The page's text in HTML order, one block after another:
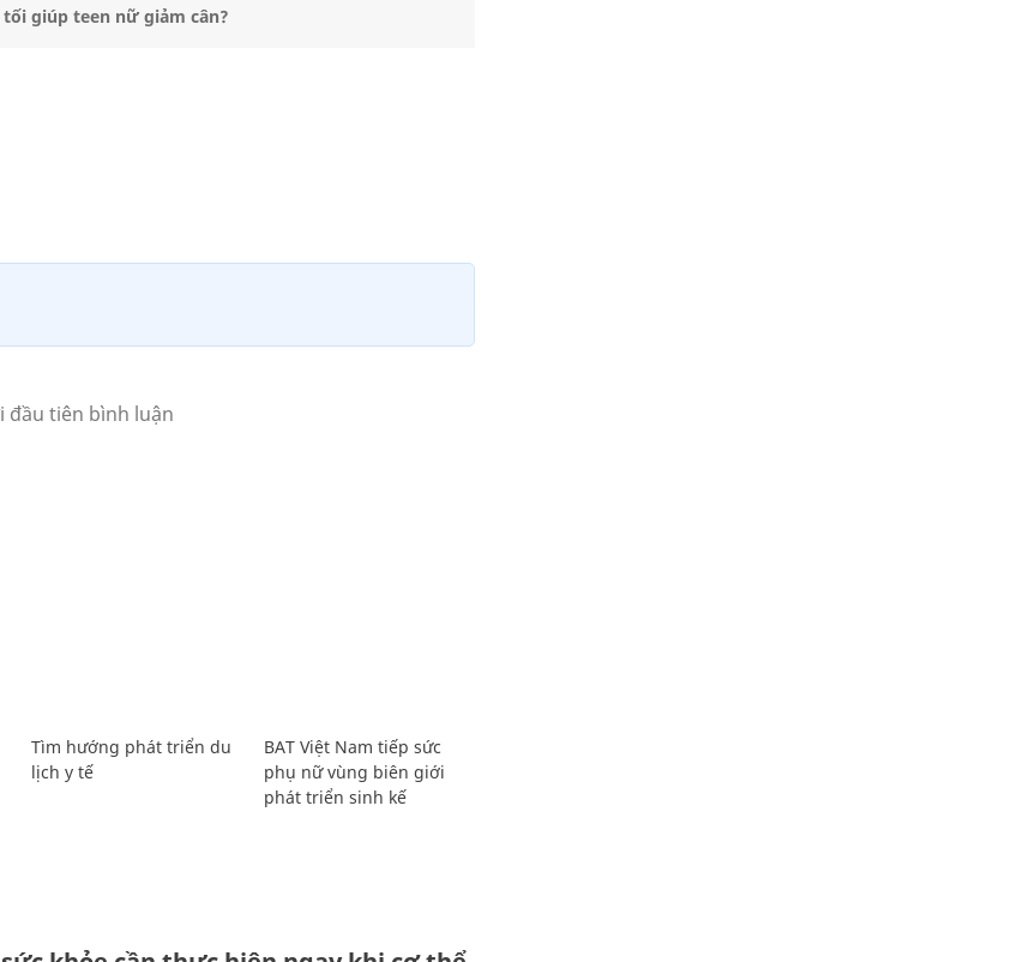
giúp teen nữ giảm cân?
Tìm hướng phát triển du
lịch y tế
BAT Việt Nam tiếp sức
phụ nữ vùng biên giới
phát triển sinh kế